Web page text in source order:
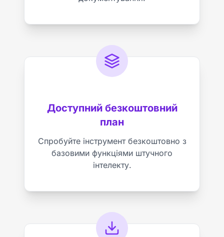
Доступний безкоштовний
план
Спробуйте інструмент безкоштовно з
базовими функціями штучного
інтелекту.